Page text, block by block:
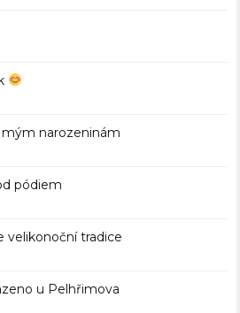
mým narozeninám
pódiem
velikonoční tradice
u Pelhřimova